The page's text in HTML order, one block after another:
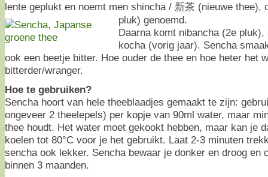
lente geplukt en noemt men shincha / 新茶 (nieuwe thee),
pluk) genoemd.
Daarna komt nibancha (2e
kocha (vorig jaar). Sencha
ook een beetje bitter. Hoe ouder de thee en hoe heter het
bitterder/wranger.
Hoe te gebruiken?
Sencha hoort van hele theeblaadjes gemaakt te zijn:
ongeveer 2 theelepels) per kopje van 90ml water, maar
thee houdt. Het water moet gekookt hebben, maar kan je
koelen tot 80°C voor je het gebruikt. Laat 2-3 minuten
sencha ook lekker. Sencha bewaar je donker en droog en
binnen 3 maanden.